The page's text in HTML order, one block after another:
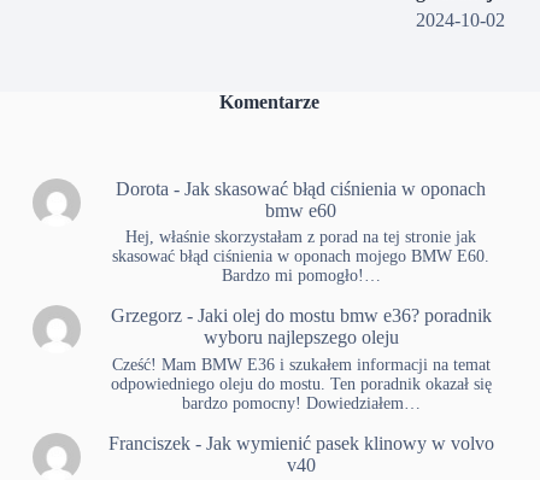
2024-10-02
Komentarze
Dorota -Jak skasować błąd ciśnienia w oponach
bmw e60
Hej, właśnie skorzystałam z porad na tej stronie jak
skasować błąd ciśnienia w oponach mojego BMW E60.
Bardzo mi pomogło!…
Grzegorz- Jaki olej do mostu bmw e36? poradnik
wyboru najlepszego oleju
Cześć! Mam BMW E36 i szukałem informacji na temat
odpowiedniego oleju do mostu. Ten poradnik okazał się
bardzo pomocny! Dowiedziałem…
Franciszek- Jak wymienić pasek klinowy w volvo
v40